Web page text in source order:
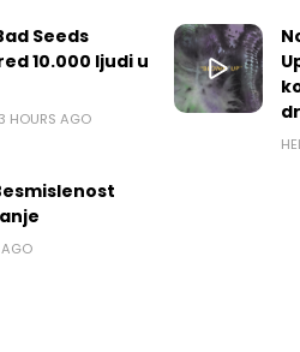
Seeds
10.000 ljudi u
HOURS AGO